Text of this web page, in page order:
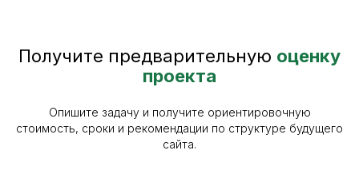
Получите предварительную оценку
проекта
Опишите задачу и получите ориентировочную
стоимость, сроки и рекомендации по структуре будущего
сайта.